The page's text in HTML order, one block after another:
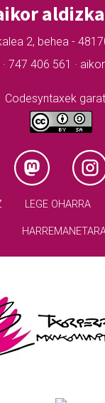
2, behea -
747 406 561 ·
Codesyntaxek
LEGE OHARRA